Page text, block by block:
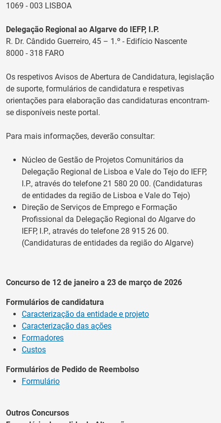
1069 - 003 LISBOA
Delegação Regional ao Algarve do IEFP, I.P.
R. Dr. Cândido Guerreiro, 45 – 1.º - Edifício Nascente
8000 - 318 FARO
Os respetivos Avisos de Abertura de Candidatura, legislação
de suporte, formulários de candidatura e respetivas
orientações para elaboração das candidaturas encontram-
se disponíveis neste portal.
Para mais informações, deverão consultar:
Núcleo de Gestão de Projetos Comunitários da
Delegação Regional de Lisboa e Vale do Tejo do IEFP,
I.P., através do telefone 21 580 20 00. (Candidaturas
de entidades da região de Lisboa e Vale do Tejo)
Direção de Serviços de Emprego e Formação
Profissional da Delegação Regional do Algarve do
IEFP, I.P., através do telefone 28 915 26 00.
(Candidaturas de entidades da região do Algarve)
Concurso de 12 de janeiro a 23 de março de 2026
Formulários de candidatura
Caracterização da entidade e projeto
Caracterização das ações
Formadores
Custos
Formulários de Pedido de Reembolso
Formulário
Outros Concursos